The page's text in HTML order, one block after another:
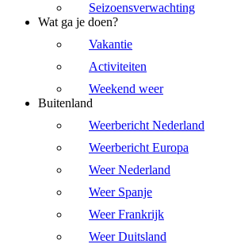
Seizoensverwachting
Wat ga je doen?
Vakantie
Activiteiten
Weekend weer
Buitenland
Weerbericht Nederland
Weerbericht Europa
Weer Nederland
Weer Spanje
Weer Frankrijk
Weer Duitsland